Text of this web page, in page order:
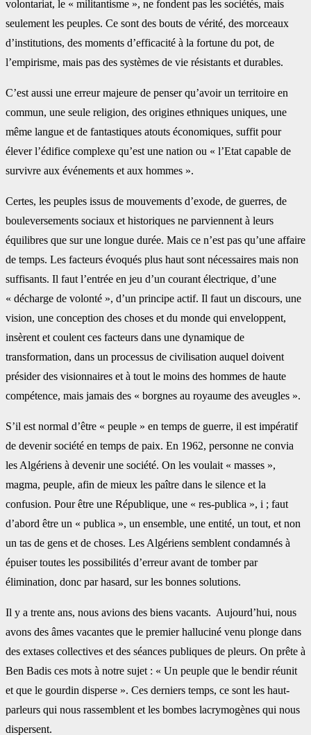
volontariat, le « militantisme », ne fondent pas les sociétés, mais
seulement les peuples. Ce sont des bouts de vérité, des morceaux
d’institutions, des moments d’efficacité à la fortune du pot, de
l’empirisme, mais pas des systèmes de vie résistants et durables.
C’est aussi une erreur majeure de penser qu’avoir un territoire en
commun, une seule religion, des origines ethniques uniques, une
même langue et de fantastiques atouts économiques, suffit pour
élever l’édifice complexe qu’est une nation ou « l’Etat capable de
survivre aux événements et aux hommes ».
Certes, les peuples issus de mouvements d’exode, de guerres, de
bouleversements sociaux et historiques ne parviennent à leurs
équilibres que sur une longue durée. Mais ce n’est pas qu’une affaire
de temps. Les facteurs évoqués plus haut sont nécessaires mais non
suffisants. Il faut l’entrée en jeu d’un courant électrique, d’une
« décharge de volonté », d’un principe actif. Il faut un discours, une
vision, une conception des choses et du monde qui enveloppent,
insèrent et coulent ces facteurs dans une dynamique de
transformation, dans un processus de civilisation auquel doivent
présider des visionnaires et à tout le moins des hommes de haute
compétence, mais jamais des « borgnes au royaume des aveugles ».
S’il est normal d’être « peuple » en temps de guerre, il est impératif
de devenir société en temps de paix. En 1962, personne ne convia
les Algériens à devenir une société. On les voulait « masses »,
magma, peuple, afin de mieux les paître dans le silence et la
confusion. Pour être une République, une « res-publica », i ; faut
d’abord être un « publica », un ensemble, une entité, un tout, et non
un tas de gens et de choses. Les Algériens semblent condamnés à
épuiser toutes les possibilités d’erreur avant de tomber par
élimination, donc par hasard, sur les bonnes solutions.
Il y a trente ans, nous avions des biens vacants. Aujourd’hui, nous
avons des âmes vacantes que le premier halluciné venu plonge dans
des extases collectives et des séances publiques de pleurs. On prête à
Ben Badis ces mots à notre sujet : « Un peuple que le bendir réunit
et que le gourdin disperse ». Ces derniers temps, ce sont les haut-
parleurs qui nous rassemblent et les bombes lacrymogènes qui nous
dispersent.